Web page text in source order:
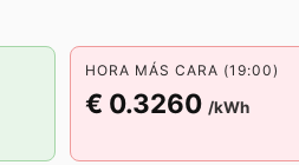
HORA MÁS CARA (19:00)
€ 0.3260 /kWh